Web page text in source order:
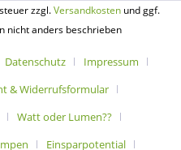
zzgl.Versandkosten und ggf.
nicht anders beschrieben
Datenschutz
Impressum
& Widerrufsformular
Watt oder Lumen??
Einsparpotential